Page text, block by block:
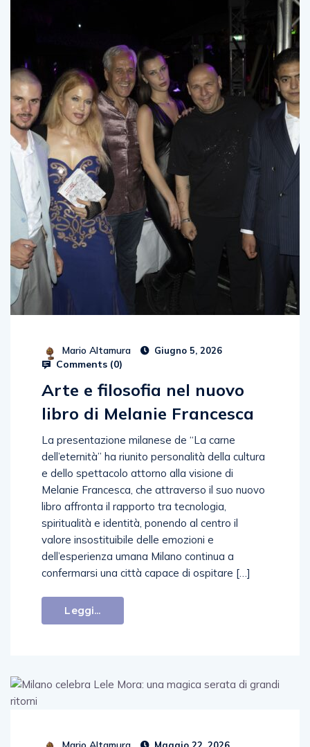
Mario Altamura Giugno 5, 2026
Comments (0)
Arte e filosofia nel nuovo
libro di Melanie Francesca
La presentazione milanese de “La carne
dell’eternità” ha riunito personalità della cultura
e dello spettacolo attorno alla visione di
Melanie Francesca, che attraverso il suo nuovo
libro affronta il rapporto tra tecnologia,
spiritualità e identità, ponendo al centro il
valore insostituibile delle emozioni e
dell’esperienza umana Milano continua a
confermarsi una città capace di ospitare […]
Leggi...